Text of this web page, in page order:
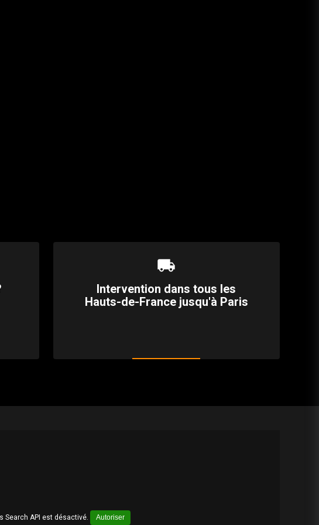
local_shipping
Intervention dans tous les
Hauts-de-France jusqu'à Paris
Search API est désactivé. Autoriser